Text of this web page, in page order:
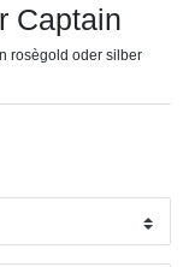
Captain
rosègold oder silber